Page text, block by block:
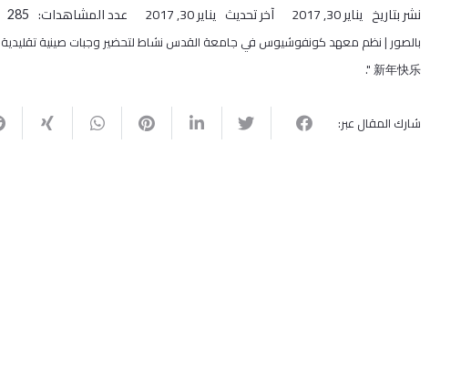
نشر بتاريخ يناير 30, 2017 آخر تحديث يناير 30, 2017 عدد المشاهدات: 285
بالصور | نظم معهد كونفوشيوس في جامعة القدس نشاط لتحضير وجبات صينية تقليدية
新年快乐 ".
شارك المقال عبر: